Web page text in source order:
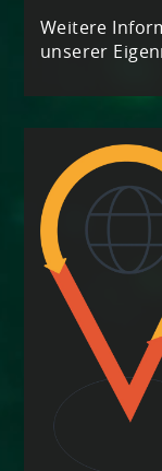
Weitere
unserer